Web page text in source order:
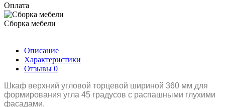
Оплата
Сборка мебели
Описание
Характеристики
Отзывы 0
Шкаф верхний угловой торцевой шириной 360 мм для
формирования угла 45 градусов с распашными глухими
фасадами.